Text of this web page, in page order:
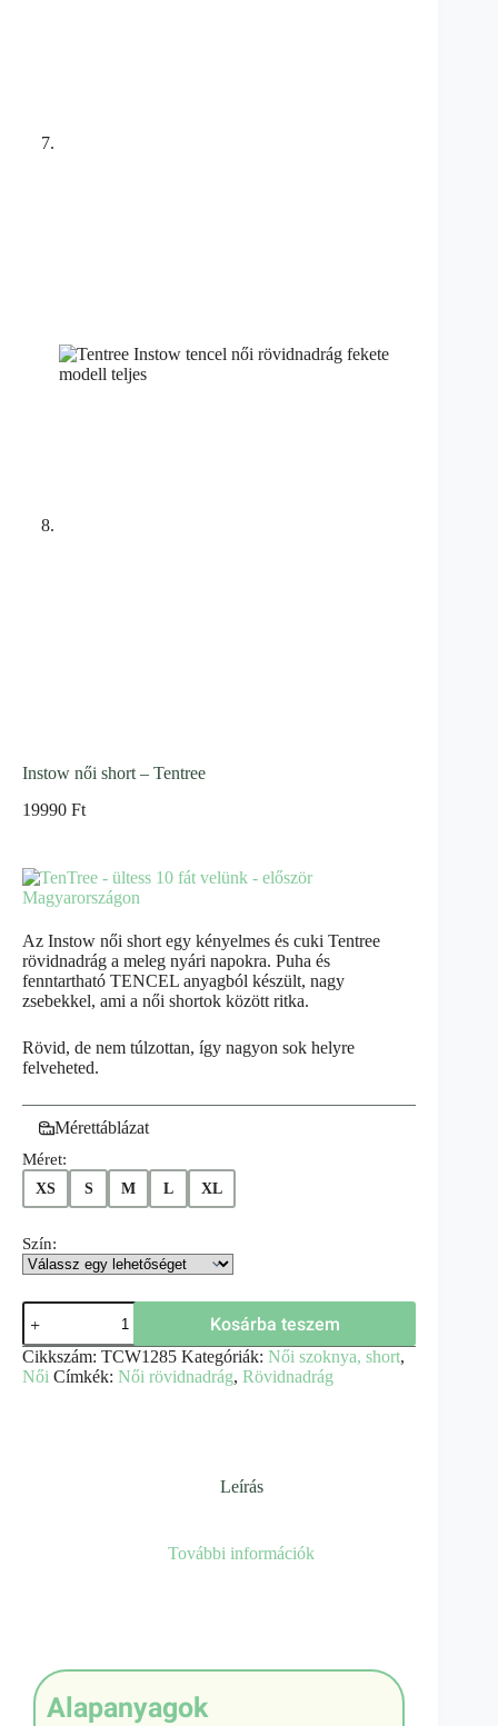
Instow női short – Tentree
19990 Ft
Az Instow női short egy kényelmes és cuki Tentree
rövidnadrág a meleg nyári napokra. Puha és
fenntartható TENCEL anyagból készült, nagy
zsebekkel, ami a női shortok között ritka.
Rövid, de nem túlzottan, így nagyon sok helyre
felveheted.
Mérettáblázat
Méret:
XS S M L XL
Szín:
Kosárba teszem
Cikkszám: TCW1285 Kategóriák: Női szoknya, short,
Női Címkék: Női rövidnadrág, Rövidnadrág
Leírás
További információk
Alapanyagok